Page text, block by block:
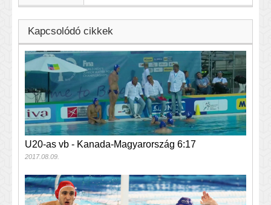
Kapcsolódó cikkek
U20-as vb - Kanada-Magyarország 6:17
2017.08.09.